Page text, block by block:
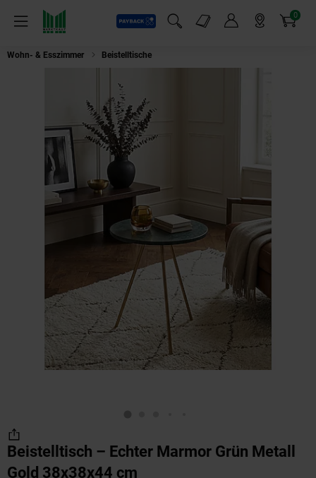
Menü
Payback
Suchfeld einblenden
Markt-Angebote 0
Artikel
Wohn- & Esszimmer Beistelltische
Beistelltisch – Echter Marmor Grün Metall
Gold 38x38x44 cm